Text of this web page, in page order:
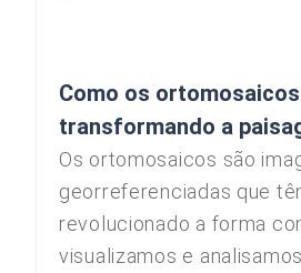
Como os
transformando a
Os ortomosaicos são
georreferenciadas que
revolucionado a forma
visualizamos e